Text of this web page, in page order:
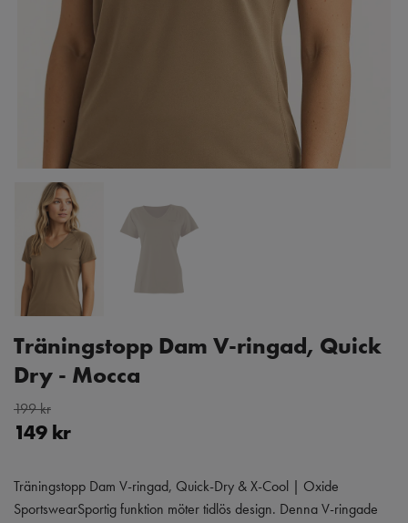
Träningstopp Dam V-ringad, Quick
Dry - Mocca
199 kr
149 kr
Träningstopp Dam V-ringad, Quick-Dry & X-Cool | Oxide
SportswearSportig funktion möter tidlös design. Denna V-ringade